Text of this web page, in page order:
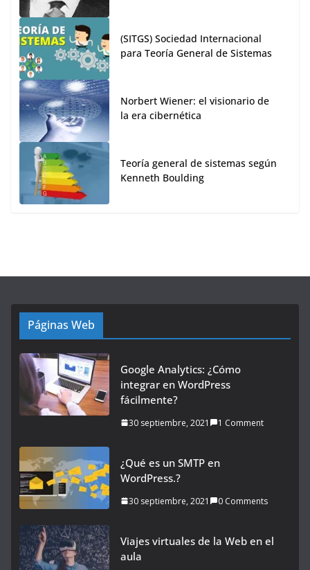
(SITGS) Sociedad Internacional
para Teoría General de Sistemas
Norbert Wiener: el visionario de
la era cibernética
Teoría general de sistemas según
Kenneth Boulding
Páginas Web
Google Analytics: ¿Cómo
integrar en WordPress
fácilmente?
30 septiembre, 2021 1 Comment
¿Qué es un SMTP en
WordPress.?
30 septiembre, 2021 0 Comments
Viajes virtuales de la Web en el
aula